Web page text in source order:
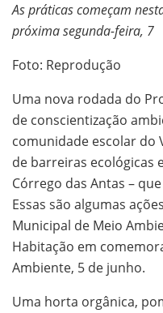
As práticas começam
próxima segunda-feira, 7
Foto: Reprodução
Uma nova rodada do
de conscientização
comunidade escolar do
de barreiras ecológicas
Córrego das Antas –
Essas são algumas
Municipal de Meio
Habitação em
Ambiente, 5 de junho.
Uma horta orgânica,